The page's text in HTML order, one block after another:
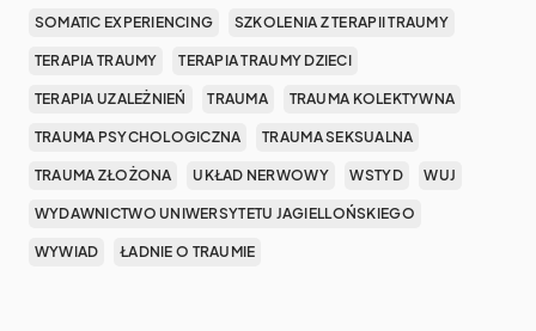
SOMATIC EXPERIENCING SZKOLENIA Z TERAPII TRAUMY
TERAPIA TRAUMY TERAPIA TRAUMY DZIECI
TERAPIA UZALEŻNIEŃ TRAUMA TRAUMA KOLEKTYWNA
TRAUMA PSYCHOLOGICZNA TRAUMA SEKSUALNA
TRAUMA ZŁOŻONA UKŁAD NERWOWY WSTYD WUJ
WYDAWNICTWO UNIWERSYTETU JAGIELLOŃSKIEGO
WYWIAD ŁADNIE O TRAUMIE